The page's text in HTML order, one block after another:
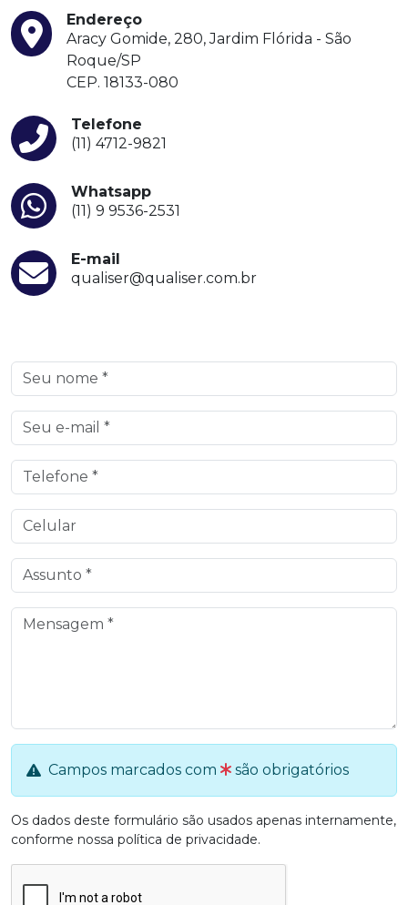
Endereço
Aracy Gomide, 280, Jardim Flórida - São
Roque/SP
CEP. 18133-080
Telefone
(11) 4712-9821
Whatsapp
(11) 9 9536-2531
E-mail
qualiser@qualiser.com.br
Campos marcados com são obrigatórios
Os dados deste formulário são usados apenas internamente,
conforme nossa política de privacidade.